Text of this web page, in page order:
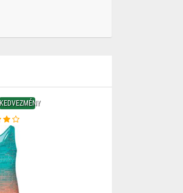
KEDVEZMÉNY